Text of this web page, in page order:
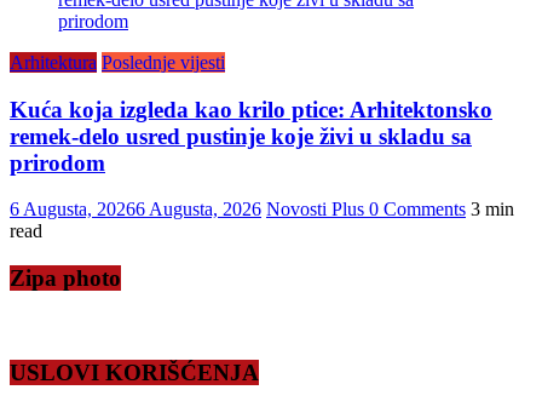
Arhitektura Poslednje vijesti
Kuća koja izgleda kao krilo ptice: Arhitektonsko
remek-delo usred pustinje koje živi u skladu sa
prirodom
6 Augusta, 20266 Augusta, 2026 Novosti Plus 0 Comments 3 min
read
Zipa photo
USLOVI KORIŠĆENJA